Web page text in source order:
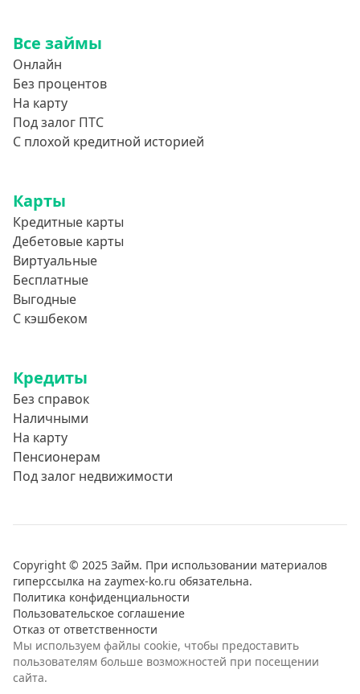
Все займы
Онлайн
Без процентов
На карту
Под залог ПТС
С плохой кредитной историей
Карты
Кредитные карты
Дебетовые карты
Виртуальные
Бесплатные
Выгодные
С кэшбеком
Кредиты
Без справок
Наличными
На карту
Пенсионерам
Под залог недвижимости
Copyright © 2025 Займ. При использовании материалов
гиперссылка на zaymex-ko.ru обязательна.
Политика конфиденциальности
Пользовательское соглашение
Отказ от ответственности
Мы используем файлы cookie, чтобы предоставить
пользователям больше возможностей при посещении
сайта.